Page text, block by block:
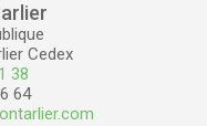
Cedex
38
64